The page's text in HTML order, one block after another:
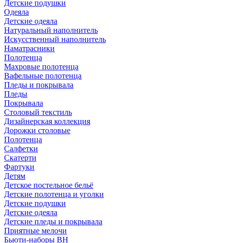
Детские подушки
Одеяла
Детские одеяла
Натуральный наполнитель
Искуcственный наполнитель
Наматрасники
Полотенца
Махровые полотенца
Вафельные полотенца
Пледы и покрывала
Пледы
Покрывала
Столовый текстиль
Дизайнерская коллекция
Дорожки столовые
Полотенца
Салфетки
Скатерти
Фартуки
Детям
Детское постельное бельё
Детские полотенца и уголки
Детские подушки
Детские одеяла
Детские пледы и покрывала
Приятные мелочи
Бьюти-наборы ВН